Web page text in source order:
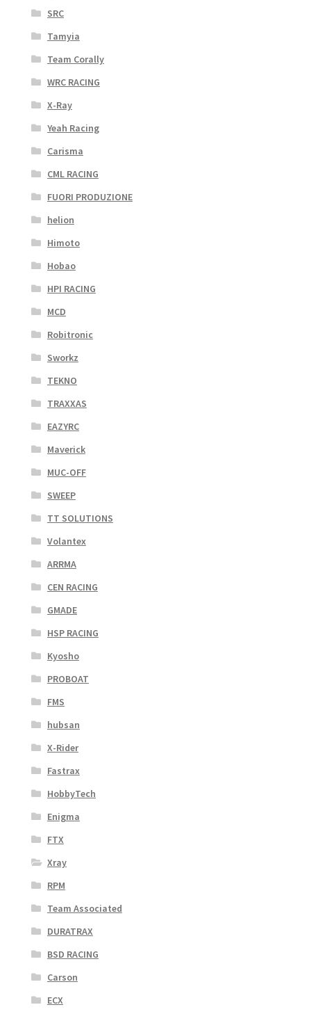
SRC
Tamyia
Team Corally
WRC RACING
X-Ray
Yeah Racing
Carisma
CML RACING
FUORI PRODUZIONE
helion
Himoto
Hobao
HPI RACING
MCD
Robitronic
Sworkz
TEKNO
TRAXXAS
EAZYRC
Maverick
MUC-OFF
SWEEP
TT SOLUTIONS
Volantex
ARRMA
CEN RACING
GMADE
HSP RACING
Kyosho
PROBOAT
FMS
hubsan
X-Rider
Fastrax
HobbyTech
Enigma
FTX
Xray
RPM
Team Associated
DURATRAX
BSD RACING
Carson
ECX